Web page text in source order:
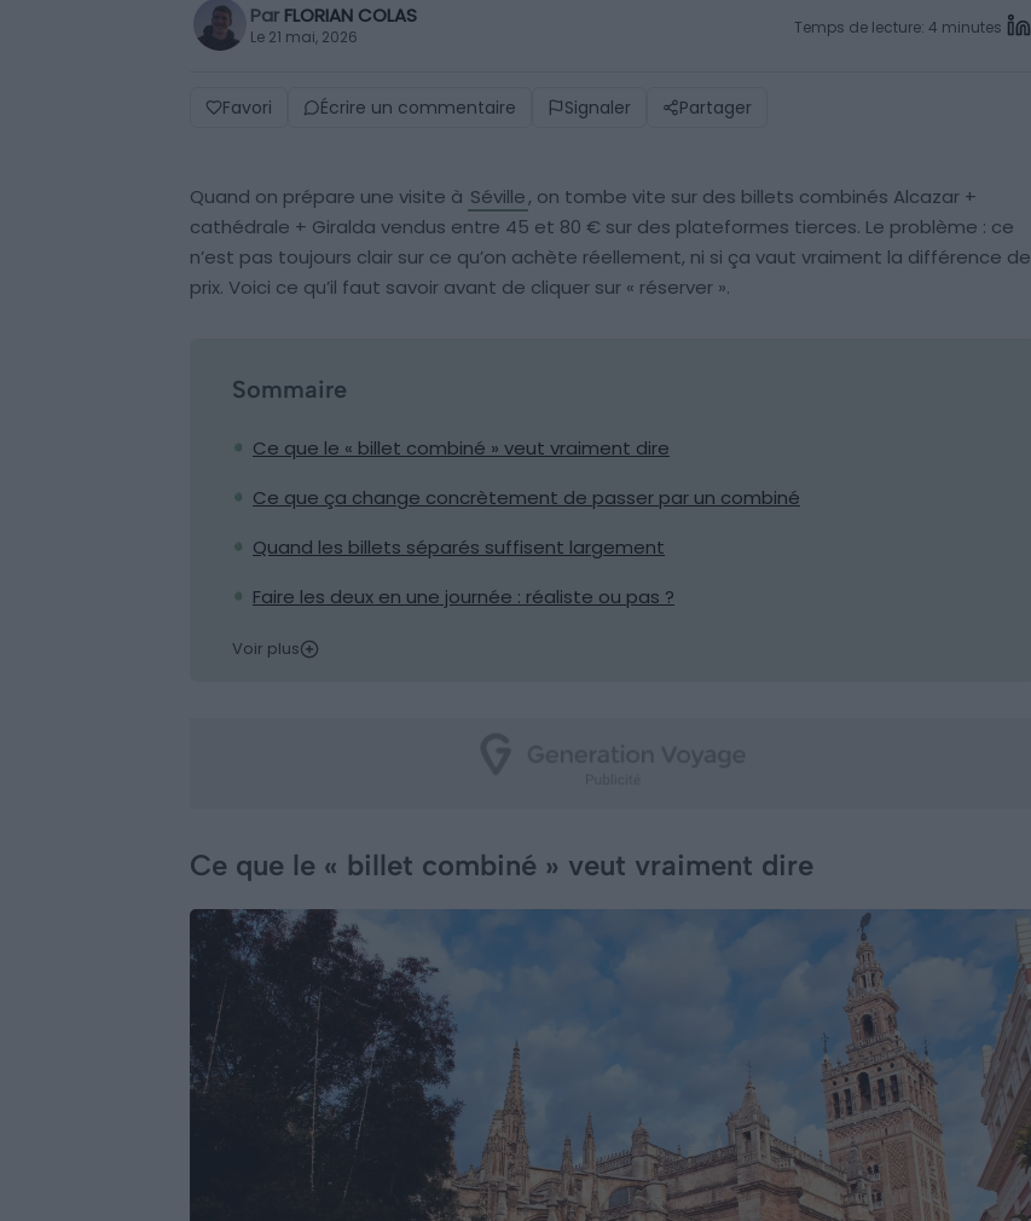
Par FLORIAN COLAS
Le 21 mai, 2026 Temps de lecture: 4 minutes
Favori Écrire un commentaire Signaler Partager
Quand on prépare une visite à Séville, on tombe vite sur des billets combinés Alcazar +
cathédrale + Giralda vendus entre 45 et 80 € sur des plateformes tierces. Le problème : ce
n’est pas toujours clair sur ce qu’on achète réellement, ni si ça vaut vraiment la différence de
prix. Voici ce qu’il faut savoir avant de cliquer sur « réserver ».
Sommaire
Ce que le « billet combiné » veut vraiment dire
Ce que ça change concrètement de passer par un combiné
Quand les billets séparés suffisent largement
Faire les deux en une journée : réaliste ou pas ?
Voir plus
Ce que le « billet combiné » veut vraiment dire